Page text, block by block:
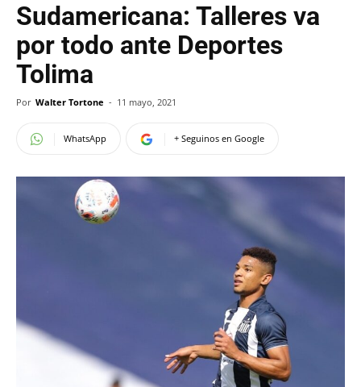
Sudamericana: Talleres va
por todo ante Deportes
Tolima
Por Walter Tortone - 11 mayo, 2021
WhatsApp + Seguinos en Google